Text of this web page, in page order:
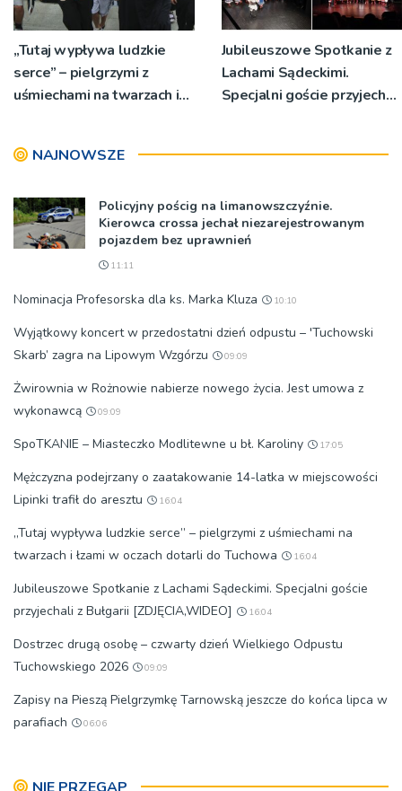
„Tutaj wypływa ludzkie
serce” – pielgrzymi z
uśmiechami na twarzach i
Jubileuszowe Spotkanie z
Lachami Sądeckimi.
Specjalni goście przyjechali
NAJNOWSZE
Policyjny pościg na limanowszczyźnie.
Kierowca crossa jechał niezarejestrowanym
pojazdem bez uprawnień
11:11
Nominacja Profesorska dla ks. Marka Kluza 10:10
Wyjątkowy koncert w przedostatni dzień odpustu – 'Tuchowski
Skarb’ zagra na Lipowym Wzgórzu
09:09
Żwirownia w Rożnowie nabierze nowego życia. Jest umowa z
wykonawcą
09:09
SpoTKANIE – Miasteczko Modlitewne u bł. Karoliny 17:05
Mężczyzna podejrzany o zaatakowanie 14-latka w miejscowości
Lipinki trafił do aresztu
16:04
„Tutaj wypływa ludzkie serce” – pielgrzymi z uśmiechami na
twarzach i łzami w oczach dotarli do Tuchowa
16:04
Jubileuszowe Spotkanie z Lachami Sądeckimi. Specjalni goście
przyjechali z Bułgarii [ZDJĘCIA,WIDEO]
16:04
Dostrzec drugą osobę – czwarty dzień Wielkiego Odpustu
Tuchowskiego 2026
09:09
Zapisy na Pieszą Pielgrzymkę Tarnowską jeszcze do końca lipca w
parafiach
06:06